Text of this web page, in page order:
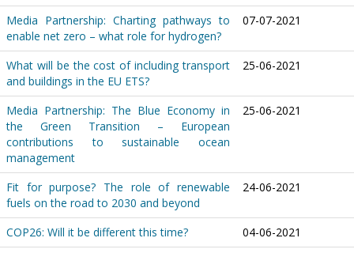
Media Partnership: Charting pathways to
enable net zero – what role for hydrogen?
07-07-2021
What will be the cost of including transport
and buildings in the EU ETS?
25-06-2021
Media Partnership: The Blue Economy in
the Green Transition – European
contributions to sustainable ocean
management
25-06-2021
Fit for purpose? The role of renewable
fuels on the road to 2030 and beyond
24-06-2021
COP26: Will it be different this time?
04-06-2021